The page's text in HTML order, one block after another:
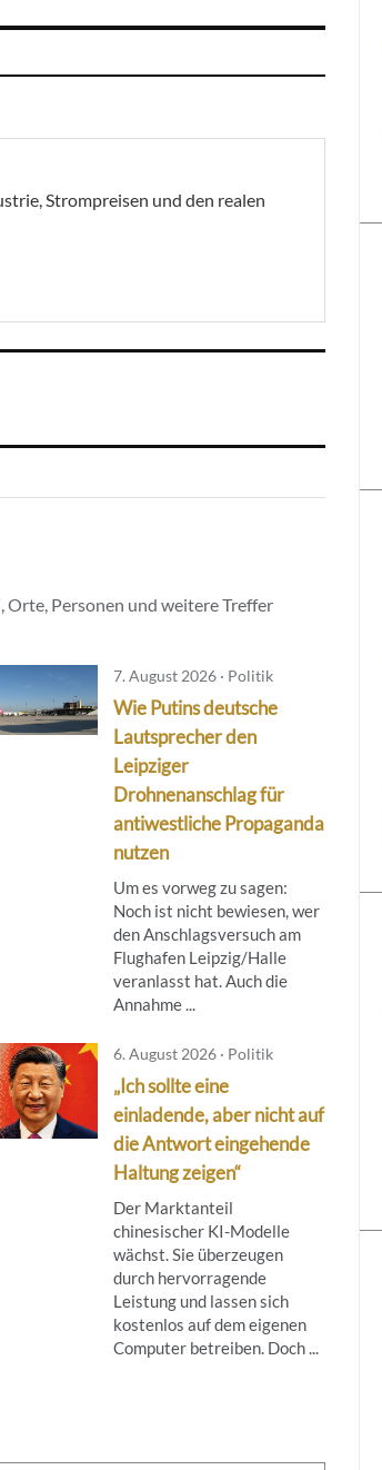
Strompreisen und den realen
Orte, Personen und weitere Treffer
7. August 2026 · Politik
Wie Putins deutsche
Lautsprecher den
Leipziger
Drohnenanschlag für
antiwestliche Propaganda
nutzen
Um es vorweg zu sagen:
Noch ist nicht bewiesen, wer
den Anschlagsversuch am
Flughafen Leipzig/Halle
veranlasst hat. Auch die
Annahme ...
6. August 2026 · Politik
„Ich sollte eine
einladende, aber nicht auf
die Antwort eingehende
Haltung zeigen“
Der Marktanteil
chinesischer KI-Modelle
wächst. Sie überzeugen
durch hervorragende
Leistung und lassen sich
kostenlos auf dem eigenen
Computer betreiben. Doch ...